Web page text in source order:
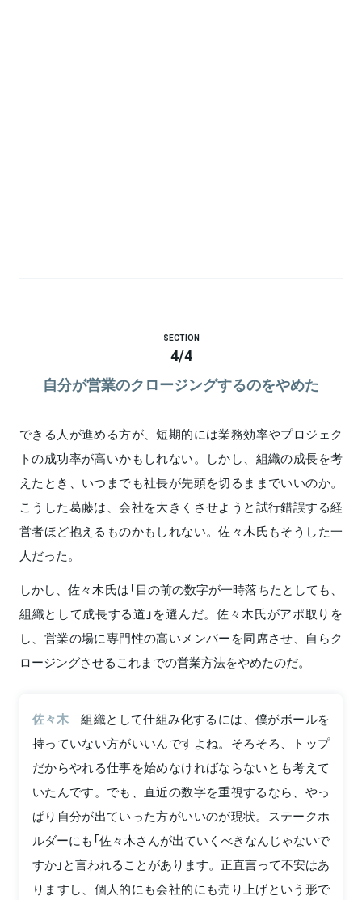
SECTION
4/4
自分が営業のクロージングするのをやめた
できる人が進める方が、短期的には業務効率やプロジェク
トの成功率が高いかもしれない。しかし、組織の成長を考
えたとき、いつまでも社長が先頭を切るままでいいのか。
こうした葛藤は、会社を大きくさせようと試行錯誤する経
営者ほど抱えるものかもしれない。佐々木氏もそうした一
人だった。
しかし、佐々木氏は「目の前の数字が一時落ちたとしても、
組織として成長する道」を選んだ。佐々木氏がアポ取りを
し、営業の場に専門性の高いメンバーを同席させ、自らク
ロージングさせるこれまでの営業方法をやめたのだ。
佐々木
組織として仕組み化するには、僕がボールを
持っていない方がいいんですよね。そろそろ、トップ
だからやれる仕事を始めなければならないとも考えて
いたんです。でも、直近の数字を重視するなら、やっ
ぱり自分が出ていった方がいいのが現状。ステークホ
ルダーにも「佐々木さんが出ていくべきなんじゃないで
すか」と言われることがあります。正直言って不安はあ
りますし、個人的にも会社的にも売り上げという形で